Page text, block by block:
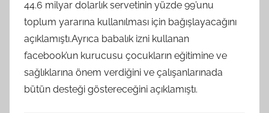
44.6 milyar dolarlık servetinin yüzde 99’unu
toplum yararına kullanılması için bağışlayacağını
açıklamıştı.Ayrıca babalık izni kullanan
facebook’un kurucusu çocukların eğitimine ve
sağlıklarına önem verdiğini ve çalışanlarınada
bütün desteği göstereceğini açıklamıştı.